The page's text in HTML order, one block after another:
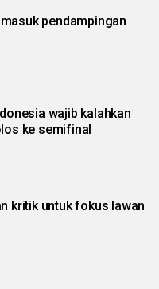
pendampingan
wajib kalahkan
ke semifinal
kritik untuk fokus lawan